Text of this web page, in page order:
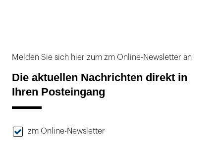
Melden Sie sich hier zum zm Online-Newsletter an
Die aktuellen Nachrichten direkt in
Ihren Posteingang
zm Online-Newsletter